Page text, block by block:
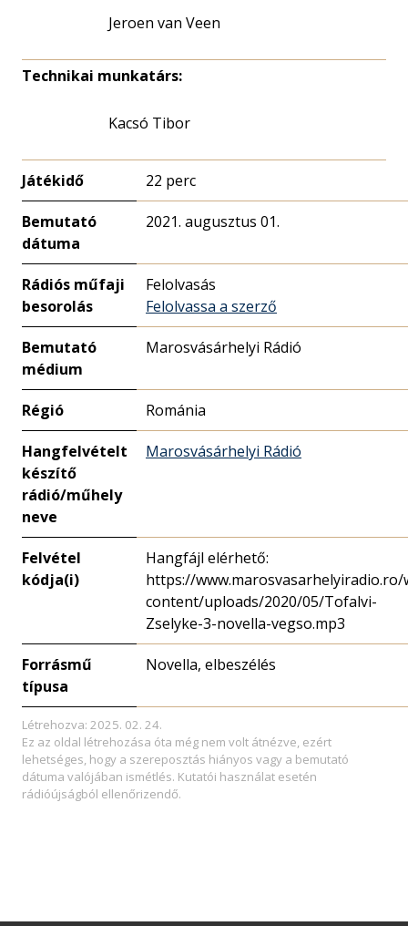
Jeroen van Veen
Technikai munkatárs:
Kacsó Tibor
Játékidő 22 perc
Bemutató
dátuma
2021. augusztus 01.
Rádiós műfaji
besorolás
Felolvasás
Felolvassa a szerző
Bemutató
médium
Marosvásárhelyi Rádió
Régió Románia
Hangfelvételt
készítő
rádió/műhely
neve
Marosvásárhelyi Rádió
Felvétel
kódja(i)
Hangfájl elérhető:
https://www.marosvasarhelyiradio.ro/
content/uploads/2020/05/Tofalvi-
Zselyke-3-novella-vegso.mp3
Forrásmű
típusa
Novella, elbeszélés
Létrehozva: 2025. 02. 24.
Ez az oldal létrehozása óta még nem volt átnézve, ezért
lehetséges, hogy a szereposztás hiányos vagy a bemutató
dátuma valójában ismétlés. Kutatói használat esetén
rádióújságból ellenőrizendő.